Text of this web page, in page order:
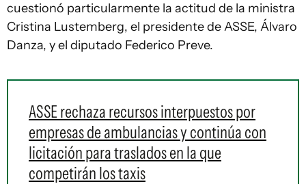
cuestionó particularmente la actitud de la ministra
Cristina Lustemberg, el presidente de ASSE, Álvaro
Danza, y el diputado Federico Preve.
ASSE rechaza recursos interpuestos por
empresas de ambulancias y continúa con
licitación para traslados en la que
competirán los taxis